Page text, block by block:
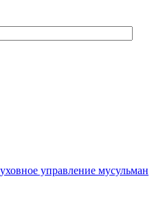
управление мусульман